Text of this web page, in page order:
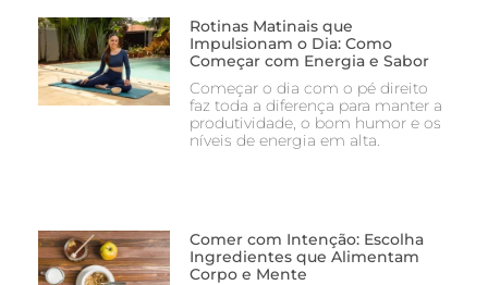
Rotinas Matinais que
Impulsionam o Dia: Como
Começar com Energia e Sabor
Começar o dia com o pé direito
faz toda a diferença para manter a
produtividade, o bom humor e os
níveis de energia em alta.
Comer com Intenção: Escolha
Ingredientes que Alimentam
Corpo e Mente